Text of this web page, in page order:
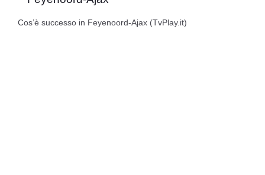
Cos’è successo in Feyenoord-Ajax (TvPlay.it)